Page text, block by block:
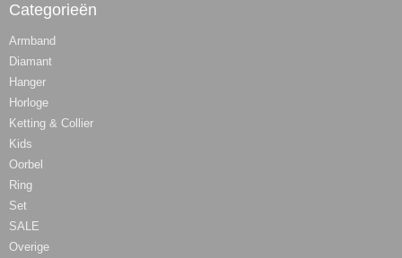
Categorieën
Armband
Diamant
Hanger
Horloge
Ketting & Collier
Kids
Oorbel
Ring
Set
SALE
Overige